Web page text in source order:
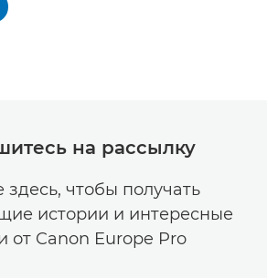
на рассылку
чтобы получать
истории и интересные
от Canon Europe Pro